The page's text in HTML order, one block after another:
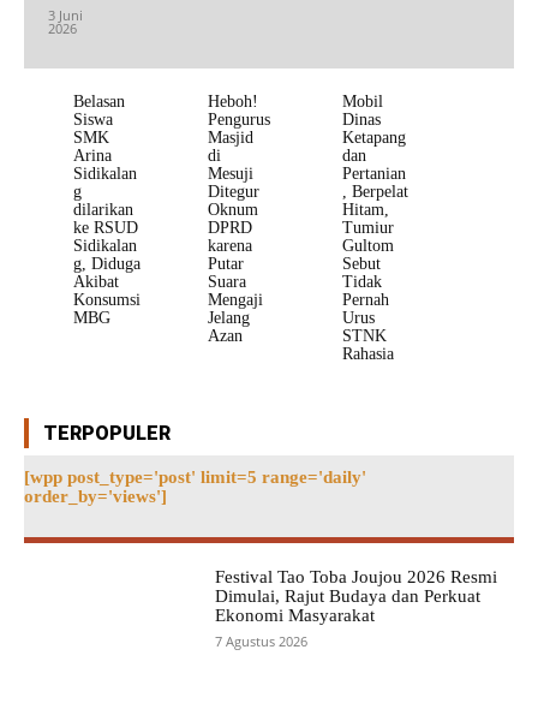
3 Juni
2026
Belasan
Siswa
SMK
Arina
Sidikalan
g
dilarikan
ke RSUD
Sidikalan
g, Diduga
Akibat
Konsumsi
MBG
Heboh!
Pengurus
Masjid
di
Mesuji
Ditegur
Oknum
DPRD
karena
Putar
Suara
Mengaji
Jelang
Azan
Mobil
Dinas
Ketapang
dan
Pertanian
, Berpelat
Hitam,
Tumiur
Gultom
Sebut
Tidak
Pernah
Urus
STNK
Rahasia
TERPOPULER
[wpp post_type='post' limit=5 range='daily'
order_by='views']
Festival Tao Toba Joujou 2026 Resmi
Dimulai, Rajut Budaya dan Perkuat
Ekonomi Masyarakat
7 Agustus 2026